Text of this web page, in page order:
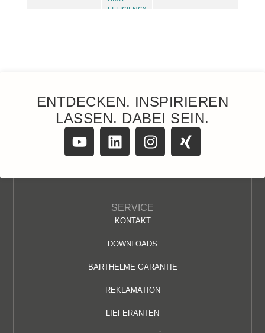
ENTDECKEN. INSPIRIEREN
LASSEN. DABEI SEIN.
SERVICE
KONTAKT
DOWNLOADS
BARTHELME GARANTIE
REKLAMATION
LIEFERANTEN